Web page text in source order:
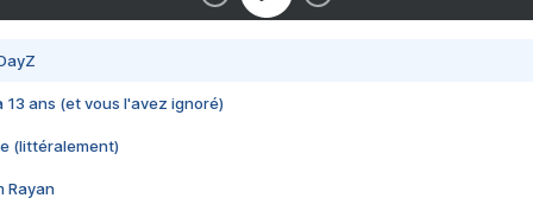
13 ans (et vous l'avez ignoré)
(littéralement)
Rayan